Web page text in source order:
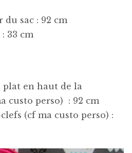
sac : 92 cm
33 cm
plat en haut de la
custo perso) : 92 cm
(cf ma custo perso) :